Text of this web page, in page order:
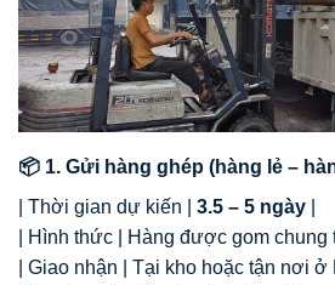
📦 1. Gửi hàng ghép (hàng lẻ –
| Thời gian dự kiến | 3.5 – 5 ngày
| Hình thức | Hàng được gom
| Giao nhận | Tại kho hoặc tận nơi